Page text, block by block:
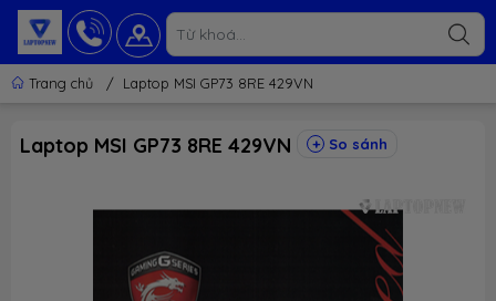
Trang chủ / Laptop MSI GP73 8RE 429VN
Laptop MSI GP73 8RE 429VN So sánh